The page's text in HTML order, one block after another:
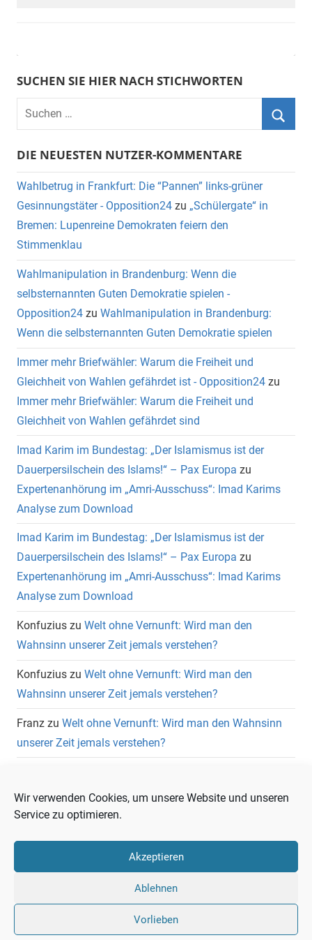
Wir verwenden Cookies, um unsere Website und unseren
Service zu optimieren.
Akzeptieren
Ablehnen
Vorlieben
SUCHEN SIE HIER NACH STICHWORTEN
DIE NEUESTEN NUTZER-KOMMENTARE
Wahlbetrug in Frankfurt: Die “Pannen” links-grüner
Gesinnungstäter - Opposition24 zu „Schülergate“ in
Bremen: Lupenreine Demokraten feiern den
Stimmenklau
Wahlmanipulation in Brandenburg: Wenn die
selbsternannten Guten Demokratie spielen -
Opposition24 zu Wahlmanipulation in Brandenburg:
Wenn die selbsternannten Guten Demokratie spielen
Immer mehr Briefwähler: Warum die Freiheit und
Gleichheit von Wahlen gefährdet ist - Opposition24 zu
Immer mehr Briefwähler: Warum die Freiheit und
Gleichheit von Wahlen gefährdet sind
Imad Karim im Bundestag: „Der Islamismus ist der
Dauerpersilschein des Islams!“ – Pax Europa zu
Expertenanhörung im „Amri-Ausschuss“: Imad Karims
Analyse zum Download
Imad Karim im Bundestag: „Der Islamismus ist der
Dauerpersilschein des Islams!“ – Pax Europa zu
Expertenanhörung im „Amri-Ausschuss“: Imad Karims
Analyse zum Download
Konfuzius zu Welt ohne Vernunft: Wird man den
Wahnsinn unserer Zeit jemals verstehen?
Konfuzius zu Welt ohne Vernunft: Wird man den
Wahnsinn unserer Zeit jemals verstehen?
Franz zu Welt ohne Vernunft: Wird man den Wahnsinn
unserer Zeit jemals verstehen?
Wahnsinn unserer Zeit jemals verstehen?
Liberale
Warte